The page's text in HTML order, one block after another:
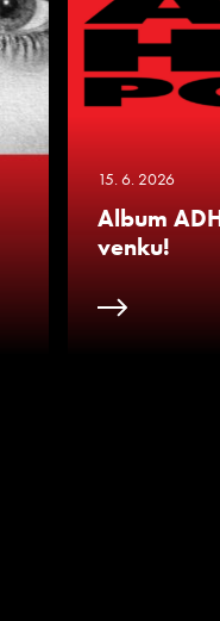
15. 6. 2026
Album
venku!